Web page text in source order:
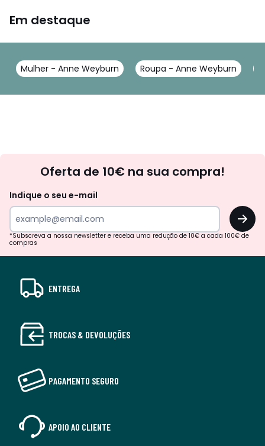
Em destaque
Mulher - Anne Weyburn Roupa - Anne Weyburn
Oferta de 10€ na sua compra!
Indique o seu e-mail
OK
*Subscreva a nossa newsletter e receba uma redução de 10€ a cada 100€ de
compras
ENTREGA
TROCAS & DEVOLUÇÕES
PAGAMENTO SEGURO
APOIO AO CLIENTE